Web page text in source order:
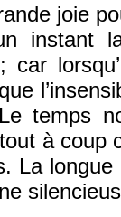
joie
instant
car
temps
à coup
La